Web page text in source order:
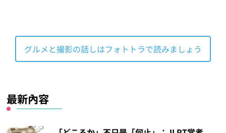
グルメと撮影の話しはフォトトラで読みましょう
最新內容